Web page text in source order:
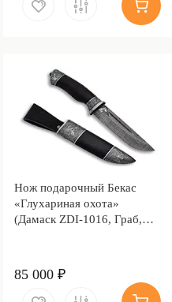
Нож подарочный Бекас
«Глухариная охота»
(Дамаск ZDI-1016, Граб,
85 000 ₽